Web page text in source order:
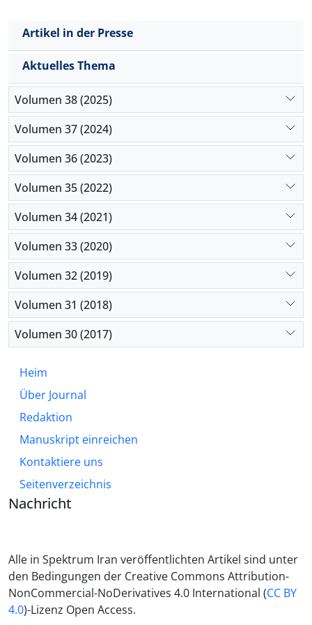
erhöhen und in Medienkompetenz der Bevölkerung
zu investieren, um das Mediensystem des Iran in
eine nachhaltige und vertrauensbasierte Zukunft zu
steuern.
Artikel in der Presse
Aktuelles Thema
Volumen 38 (2025)
Volumen 37 (2024)
Volumen 36 (2023)
Volumen 35 (2022)
Volumen 34 (2021)
Volumen 33 (2020)
Volumen 32 (2019)
Volumen 31 (2018)
Volumen 30 (2017)
Heim
Über Journal
Redaktion
Manuskript einreichen
Kontaktiere uns
Seitenverzeichnis
Nachricht
Alle in Spektrum Iran veröffentlichten Artikel sind unter
den Bedingungen der Creative Commons Attribution-
NonCommercial-NoDerivatives 4.0 International (CC BY
4.0)-Lizenz Open Access.